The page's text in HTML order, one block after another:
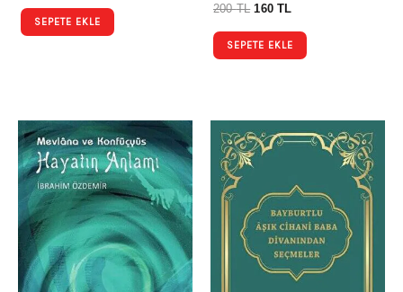
SEPETE EKLE
200TL 160TL
SEPETE EKLE